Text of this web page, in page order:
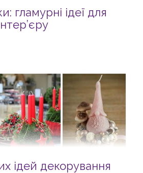
гламурні ідеї для
ідей декорування